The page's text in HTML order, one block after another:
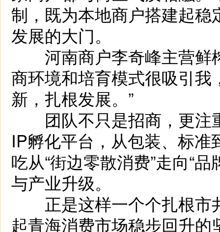
制，既为本地商户搭建起
发展的大门。
河南商户李奇峰主营鲜
商环境和培育模式很吸引
新，扎根发展。”
团队不只是招商，更注
IP孵化平台，从包装、标
吃从“街边零散消费”走向“
与产业升级。
正是这样一个个扎根市
起青海消费市场稳步回升的